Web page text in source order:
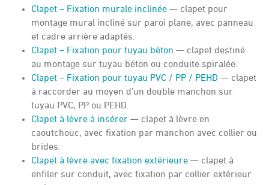
Clapet – Fixation murale inclinée — clapet pour
montage mural incliné sur paroi plane, avec panneau
et cadre arrière adaptés.
Clapet – Fixation pour tuyau béton — clapet destiné
au montage sur tuyau béton ou conduite spiralée.
Clapet – Fixation pour tuyau PVC / PP / PEHD — clapet
à raccorder au moyen d’un double manchon sur
tuyau PVC, PP ou PEHD.
Clapet à lèvre à insérer — clapet à lèvre en
caoutchouc, avec fixation par manchon avec collier ou
brides.
Clapet à lèvre avec fixation extérieure — clapet à
enfiler sur conduit, avec fixation par collier extérieur